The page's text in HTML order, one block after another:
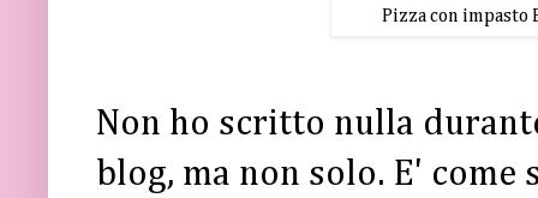
Pizza con impasto
Non ho scritto nulla
blog, ma non solo. E'